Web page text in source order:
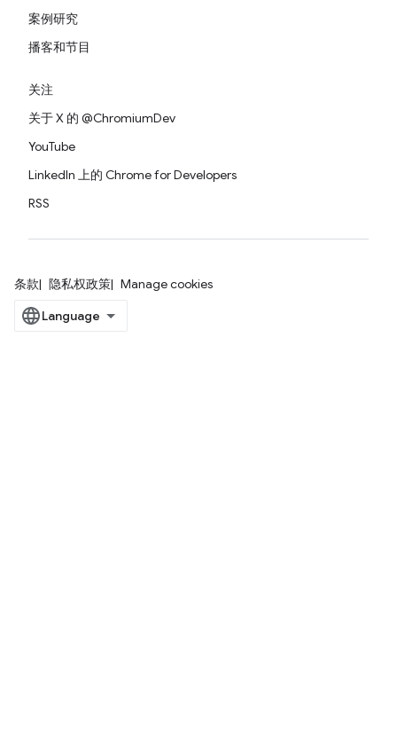
案例研究
播客和节目
关注
关于 X 的 @ChromiumDev
YouTube
LinkedIn 上的 Chrome for Developers
RSS
条款 隐私权政策 Manage cookies